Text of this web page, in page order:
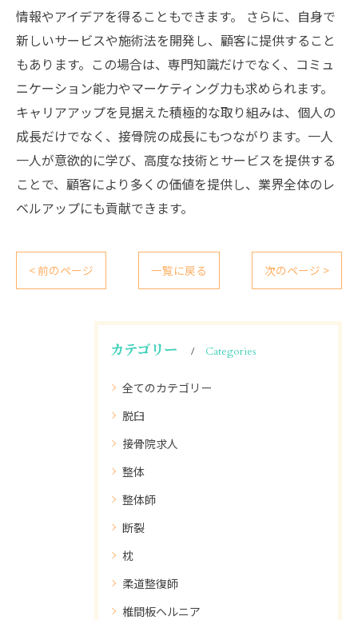
情報やアイデアを得ることもできます。 さらに、自身で
新しいサービスや施術法を開発し、顧客に提供すること
もあります。この場合は、専門知識だけでなく、コミュ
ニケーション能力やマーケティング力も求められます。
キャリアアップを見据えた積極的な取り組みは、個人の
成長だけでなく、接骨院の成長にもつながります。一人
一人が意欲的に学び、高度な技術とサービスを提供する
ことで、顧客により多くの価値を提供し、業界全体のレ
ベルアップにも貢献できます。
< 前のページ 一覧に戻る 次のページ >
カテゴリー Categories
全てのカテゴリー
脱臼
接骨院求人
整体
整体師
断裂
枕
柔道整復師
椎間板ヘルニア